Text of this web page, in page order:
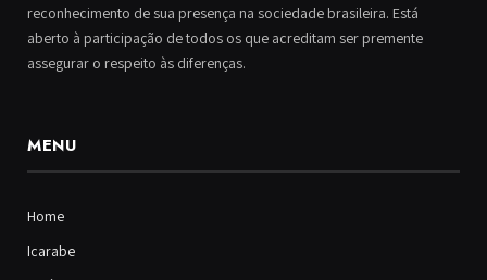
reconhecimento de sua presença na sociedade brasileira. Está
aberto à participação de todos os que acreditam ser premente
assegurar o respeito às diferenças.
MENU
Home
Icarabe